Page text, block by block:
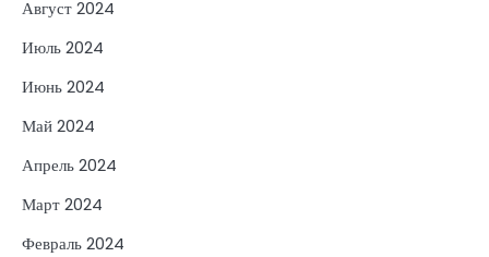
Август 2024
Июль 2024
Июнь 2024
Май 2024
Апрель 2024
Март 2024
Февраль 2024